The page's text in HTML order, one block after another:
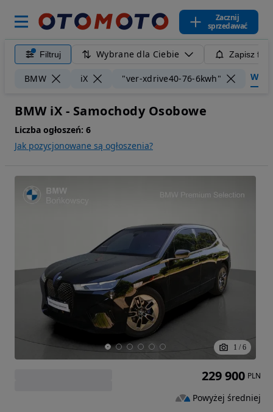
Zacznij
sprzedawać
Filtruj Wybrane dla Ciebie Zapisz
BMW iX "ver-xdrive40-76-6kwh"
BMW iX - Samochody Osobowe
Liczba ogłoszeń: 6
Jak pozycjonowane są ogłoszenia?
1 / 6
229 900 PLN
Powyżej średniej